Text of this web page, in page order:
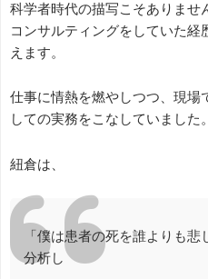
科学者時代の描写こそありま
コンサルティングをしていた経
えます。
仕事に情熱を燃やしつつ、現場
しての実務をこなしていました。
紐倉は、
「僕は患者の死を誰よりも
分析し